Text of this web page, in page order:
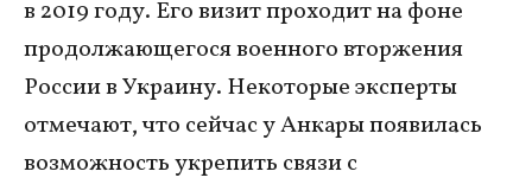
в 2019 году. Его визит проходит на фоне
продолжающегося военного вторжения
России в Украину. Некоторые эксперты
отмечают, что сейчас у Анкары появилась
возможность укрепить связи с